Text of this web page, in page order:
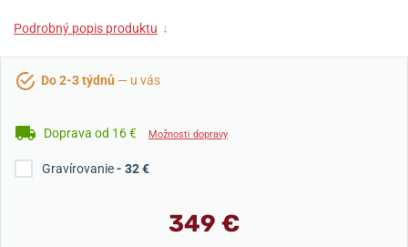
Podrobný popis produktu ↓
Do 2-3 týdnů — u vás
Doprava od 16 € Možnosti dopravy
Gravírovanie- 32 €
349 €